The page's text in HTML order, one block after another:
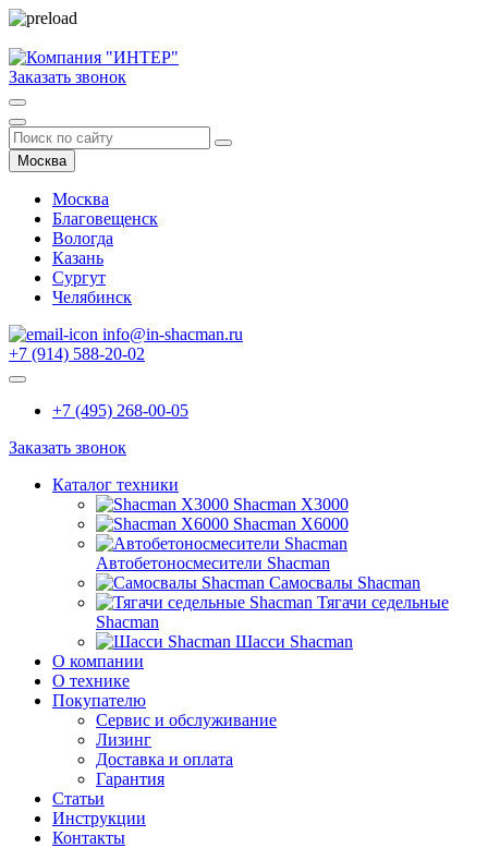
Заказать звонок
Москва
Москва
Благовещенск
Вологда
Казань
Сургут
Челябинск
info@in-shacman.ru
+7 (914) 588-20-02
+7 (495) 268-00-05
Заказать звонок
Каталог техники
Shacman X3000
Shacman X6000
Автобетоносмесители Shacman
Самосвалы Shacman
Тягачи седельные
Shacman
Шасси Shacman
О компании
О технике
Покупателю
Сервис и обслуживание
Лизинг
Доставка и оплата
Гарантия
Статьи
Инструкции
Контакты